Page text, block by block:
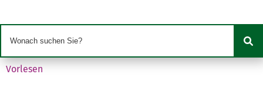
Vorlesen